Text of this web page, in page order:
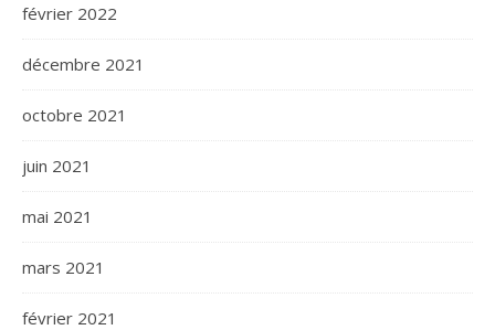
février 2022
décembre 2021
octobre 2021
juin 2021
mai 2021
mars 2021
février 2021